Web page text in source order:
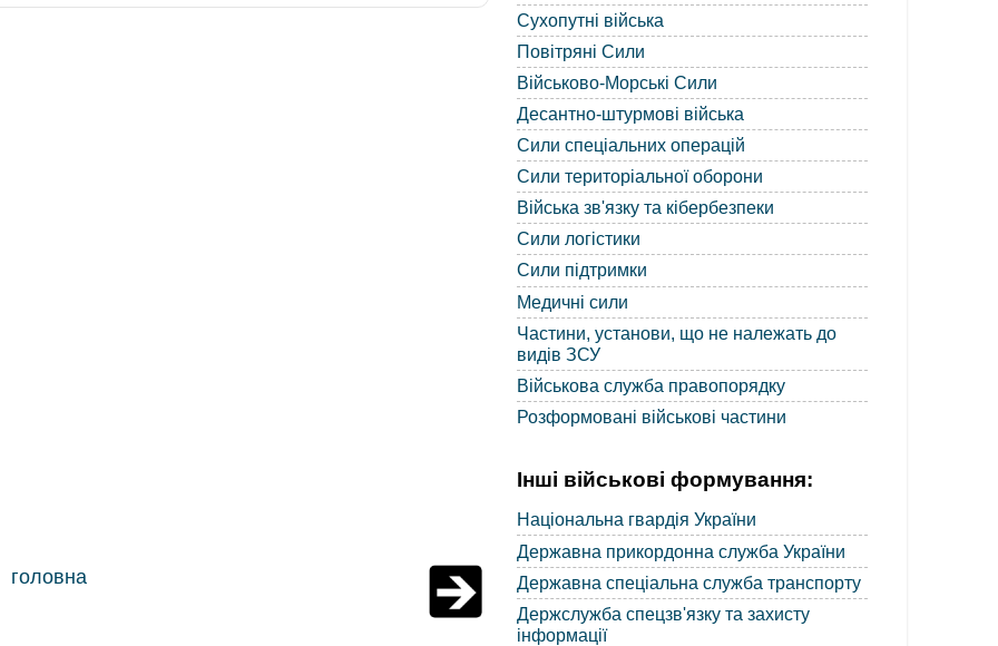
головна
Сухопутні війська
Повітряні Сили
Військово-Морські Сили
Десантно-штурмові війська
Сили спеціальних операцій
Сили територіальної оборони
Війська зв'язку та кібербезпеки
Сили логістики
Сили підтримки
Медичні сили
Частини, установи, що не належать до
видів ЗСУ
Військова служба правопорядку
Розформовані військові частини
Інші військові формування:
Національна гвардія України
Державна прикордонна служба України
Державна спеціальна служба транспорту
Держслужба спецзв'язку та захисту
інформації